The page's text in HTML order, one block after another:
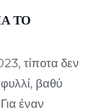
ΤΟ
τίποτα δεν
βαθύ
έναν